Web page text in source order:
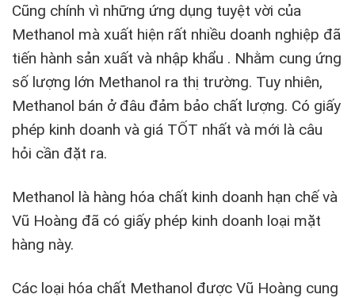
Cũng chính vì những ứng dụng tuyệt vời của
Methanol mà xuất hiện rất nhiều doanh nghiệp đã
tiến hành sản xuất và nhập khẩu . Nhằm cung ứng
số lượng lớn Methanol ra thị trường. Tuy nhiên,
Methanol bán ở đâu đảm bảo chất lượng. Có giấy
phép kinh doanh và giá TỐT nhất và mới là câu
hỏi cần đặt ra.
Methanol là hàng hóa chất kinh doanh hạn chế và
Vũ Hoàng đã có giấy phép kinh doanh loại mặt
hàng này.
Các loại hóa chất Methanol được Vũ Hoàng cung